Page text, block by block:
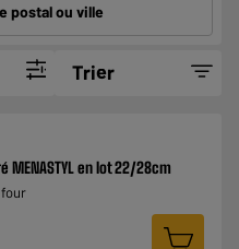
postal ou ville
Trier
MENASTYL en lot 22/28cm